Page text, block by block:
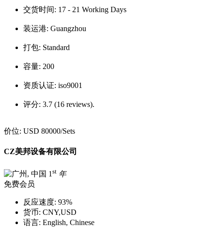
交货时间: 17 - 21 Working Days
装运港: Guangzhou
打包: Standard
容量: 200
资质认证: iso9001
评分: 3.7 (16 reviews).
价位: USD 80000/Sets
CZ美邦设备有限公司
1 st 年
免费会员
反应速度: 93%
货币: CNY,USD
语言: English, Chinese